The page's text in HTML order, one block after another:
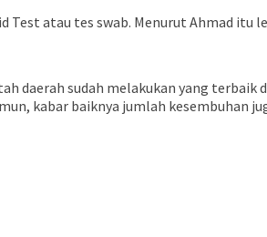
atau tes swab. Menurut Ahmad itu
daerah sudah melakukan yang
kabar baiknya jumlah